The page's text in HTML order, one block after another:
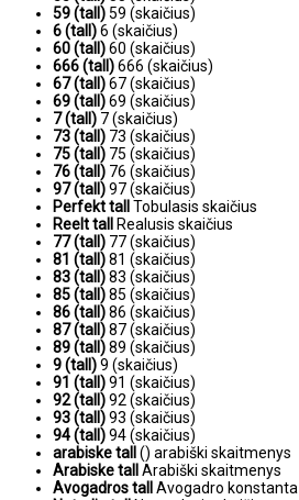
59 (tall)59 (skaičius)
6 (tall)6 (skaičius)
60 (tall)60 (skaičius)
666 (tall)666 (skaičius)
67 (tall)67 (skaičius)
69 (tall)69 (skaičius)
7 (tall) 7 (skaičius)
73 (tall) 73 (skaičius)
75 (tall) 75 (skaičius)
76 (tall) 76 (skaičius)
97 (tall)97 (skaičius)
Perfekt tall Tobulasis skaičius
Reelt tall
Realusis skaičius
77 (tall) 77 (skaičius)
81 (tall)81 (skaičius)
83 (tall)83 (skaičius)
85 (tall)85 (skaičius)
86 (tall)86 (skaičius)
87 (tall)87 (skaičius)
89 (tall)89 (skaičius)
9 (tall)9 (skaičius)
91 (tall)91 (skaičius)
92 (tall)92 (skaičius)
93 (tall)93 (skaičius)
94 (tall)94 (skaičius)
arabiske tall () arabiški skaitmenys
Arabiske tall Arabiški skaitmenys
Avogadros tall Avogadro konstanta